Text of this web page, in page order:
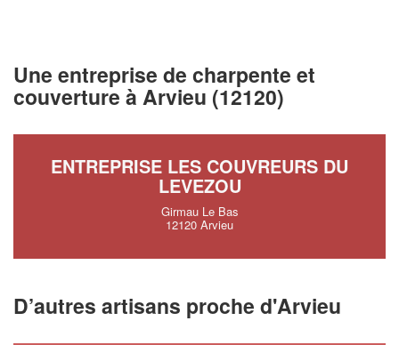
Une entreprise de charpente et
couverture à Arvieu (12120)
ENTREPRISE LES COUVREURS DU
LEVEZOU
Girmau Le Bas
12120 Arvieu
D’autres artisans proche d'Arvieu
vos marges tout en
nouveaux clients
En savoir plus